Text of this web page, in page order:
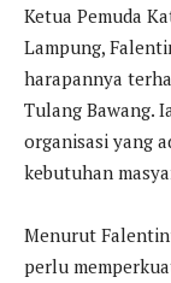
Ketua Pemuda
Lampung,
harapannya
Tulang Bawang.
organisasi yang
kebutuhan
Menurut
perlu